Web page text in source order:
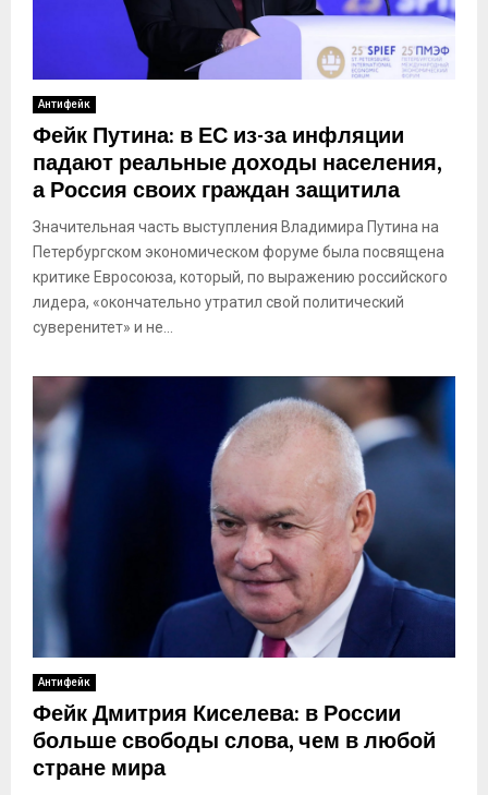
Антифейк
Фейк Путина: в ЕС из-за инфляции
падают реальные доходы населения,
а Россия своих граждан защитила
Значительная часть выступления Владимира Путина на
Петербургском экономическом форуме была посвящена
критике Евросоюза, который, по выражению российского
лидера, «окончательно утратил свой политический
суверенитет» и не...
Антифейк
Фейк Дмитрия Киселева: в России
больше свободы слова, чем в любой
стране мира